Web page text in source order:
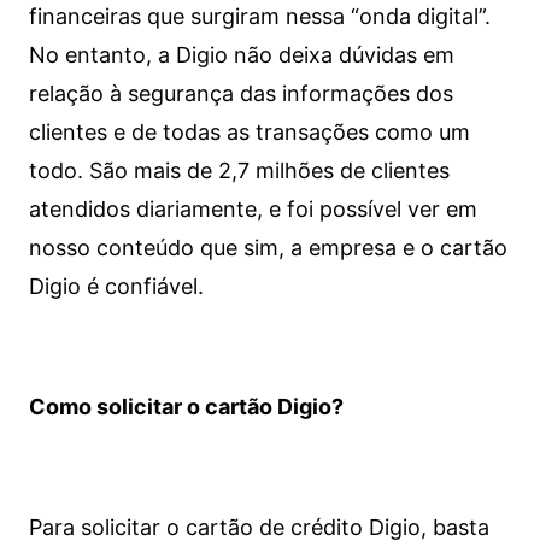
financeiras que surgiram nessa “onda digital”.
No entanto, a Digio não deixa dúvidas em
relação à segurança das informações dos
clientes e de todas as transações como um
todo. São mais de 2,7 milhões de clientes
atendidos diariamente, e foi possível ver em
nosso conteúdo que sim, a empresa e o cartão
Digio é confiável.
Como solicitar o cartão Digio?
Para solicitar o cartão de crédito Digio, basta